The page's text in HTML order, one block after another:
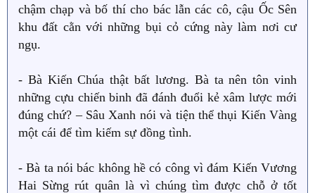
chậm chạp và bố thí cho bác lẫn các cô, cậu Ốc Sên
khu đất cằn với những bụi cỏ cứng này làm nơi cư
ngụ.
- Bà Kiến Chúa thật bất lương. Bà ta nên tôn vinh
những cựu chiến binh đã đánh đuổi kẻ xâm lược mới
đúng chứ? – Sâu Xanh nói và tiện thể thụi Kiến Vàng
một cái để tìm kiếm sự đồng tình.
- Bà ta nói bác không hề có công vì đám Kiến Vương
Hai Sừng rút quân là vì chúng tìm được chỗ ở tốt